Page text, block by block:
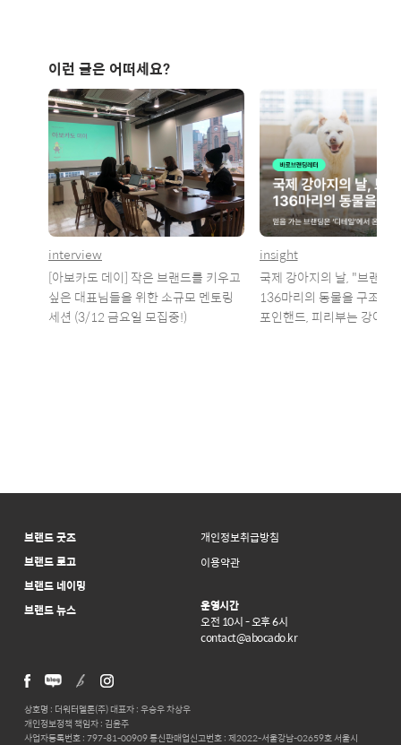
이런 글은 어떠세요?
interview
[아보카도 데이] 작은 브랜드를 키우고
싶은 대표님들을 위한 소규모 멘토링
세션 (3/12 금요일 모집중!)
insight
국제 강아지의 날, "브랜딩"
136마리의 동물을 구조했
포인핸드, 피리부는 강아지
브랜드 굿즈
브랜드 로고
브랜드 네이밍
브랜드 뉴스
개인정보취급방침
이용약관
운영시간
오전 10시 - 오후 6시
contact@abocado.kr
상호명 : 더워터멜론(주) 대표자 : 우승우 차상우
개인정보정책 책임자 : 김윤주
사업자등록번호 : 797-81-00909 통신판매업신고번호 : 제2022-서울강남-02659호 서울시